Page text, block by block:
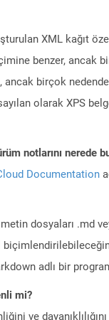
XML kağıt
benzer, ancak
birçok
olarak XPS
notlarını nerede
Documentation
dosyaları .md
adlı bir
mi?
ve